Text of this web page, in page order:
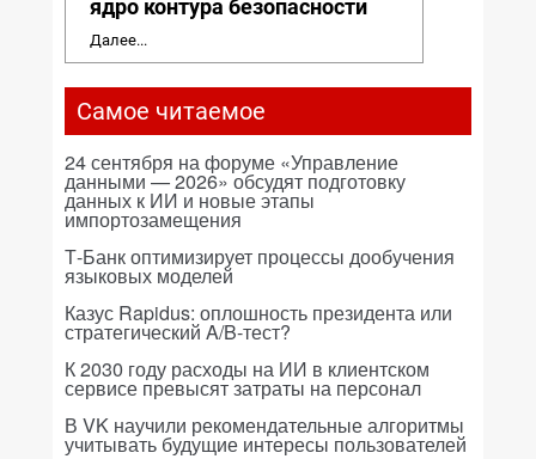
ядро контура безопасности
Далее...
Самое читаемое
24 сентября на форуме «Управление
данными — 2026» обсудят подготовку
данных к ИИ и новые этапы
импортозамещения
Т-Банк оптимизирует процессы дообучения
языковых моделей
Казус Rapidus: оплошность президента или
стратегический A/B-тест?
К 2030 году расходы на ИИ в клиентском
сервисе превысят затраты на персонал
В VK научили рекомендательные алгоритмы
учитывать будущие интересы пользователей